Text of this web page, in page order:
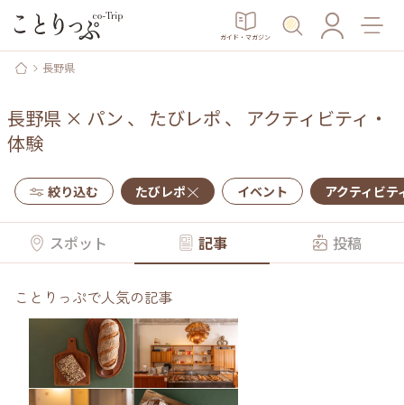
ガイド・マガジン
長野県
長野県 × パン 、 たびレポ 、 アクティビティ・
体験
絞り込む たびレポ イベント アクティビテ
スポット 記事 投稿
ことりっぷで人気の記事